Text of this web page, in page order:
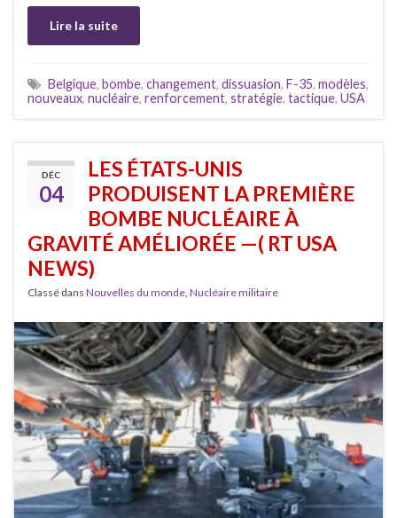
Lire la suite
Belgique, bombe, changement, dissuasion, F-35, modèles,
nouveaux, nucléaire, renforcement, stratégie, tactique, USA
DÉC
04
LES ÉTATS-UNIS
PRODUISENT LA PREMIÈRE
BOMBE NUCLÉAIRE À
GRAVITÉ AMÉLIORÉE —( RT USA
NEWS)
Classé dans Nouvelles du monde, Nucléaire militaire